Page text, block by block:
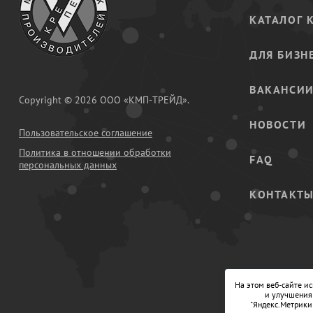
Copyright © 2026 ООО «КМП-ТРЕЙД».
Пользовательское соглашение
Политика в отношении обработки
персональных данных
КАТАЛОГ
ДЛЯ
НОВОСТИ
FAQ
На этом веб-сайте
и улучшения